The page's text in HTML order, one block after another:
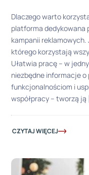
Dlaczego warto
platforma dedykowana
kampanii reklamowych.
którego korzystają
Ułatwia pracę – w
niezbędne informacje o
funkcjonalnościom i
współpracy – tworzą
CZYTAJ WIĘCEJ